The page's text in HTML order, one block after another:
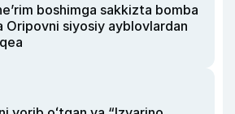
boshimga sakkizta bomba
Oripovni siyosiy ayblovlardan